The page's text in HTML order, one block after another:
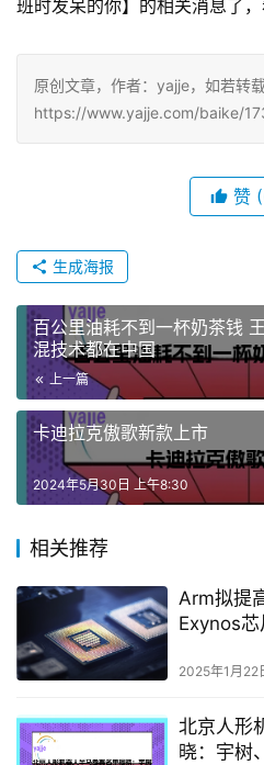
班时发呆的你】的相关消息了，
原创文章，作者：yajje，如若转
https://www.yajje.com/baike/
赞
生成海报
百公里油耗不到一杯奶茶钱
混技术都在中国
上一篇
卡迪拉克傲歌新款上市
2024年5月30日 上午8:30
相关推荐
Arm拟提
Exynos
2025年1月22
北京人形
晓：宇树